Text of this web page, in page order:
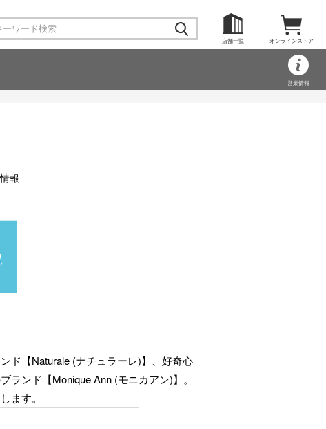
オンラインストア
店舗一覧
営業情報
報
ド【Naturale (ナチュラーレ)】、好奇心
ンド【Monique Ann (モニカアン)】。
ます。